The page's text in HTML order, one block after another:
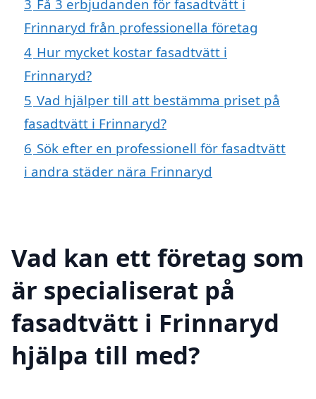
3 Få 3 erbjudanden för fasadtvätt i
Frinnaryd från professionella företag
4 Hur mycket kostar fasadtvätt i
Frinnaryd?
5 Vad hjälper till att bestämma priset på
fasadtvätt i Frinnaryd?
6 Sök efter en professionell för fasadtvätt
i andra städer nära Frinnaryd
Vad kan ett företag som
är specialiserat på
fasadtvätt i Frinnaryd
hjälpa till med?